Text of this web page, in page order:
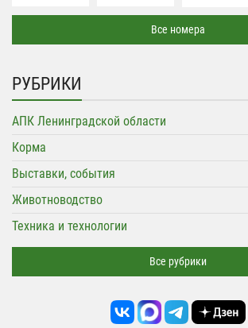
Все номера
РУБРИКИ
АПК Ленинградской области
Корма
Выставки, события
Животноводство
Техника и технологии
Все рубрики